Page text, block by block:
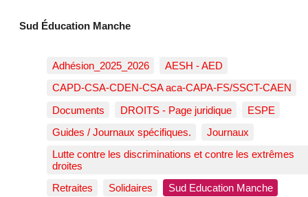
Sud Éducation Manche
Adhésion_2025_2026
AESH - AED
CAPD-CSA-CDEN-CSA aca-CAPA-FS/SSCT-CAEN
Documents
DROITS - Page juridique
ESPE
Guides / Journaux spécifiques.
Journaux
Lutte contre les discriminations et contre les extrêmes
droites
Retraites
Solidaires
Sud Education Manche